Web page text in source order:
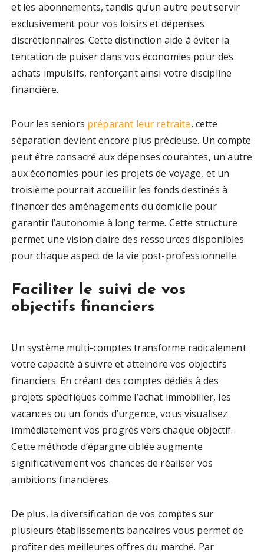
et les abonnements, tandis qu’un autre peut servir
exclusivement pour vos loisirs et dépenses
discrétionnaires. Cette distinction aide à éviter la
tentation de puiser dans vos économies pour des
achats impulsifs, renforçant ainsi votre discipline
financière.
Pour les seniors préparant leur retraite, cette
séparation devient encore plus précieuse. Un compte
peut être consacré aux dépenses courantes, un autre
aux économies pour les projets de voyage, et un
troisième pourrait accueillir les fonds destinés à
financer des aménagements du domicile pour
garantir l’autonomie à long terme. Cette structure
permet une vision claire des ressources disponibles
pour chaque aspect de la vie post-professionnelle.
Faciliter le suivi de vos
objectifs financiers
Un système multi-comptes transforme radicalement
votre capacité à suivre et atteindre vos objectifs
financiers. En créant des comptes dédiés à des
projets spécifiques comme l’achat immobilier, les
vacances ou un fonds d’urgence, vous visualisez
immédiatement vos progrès vers chaque objectif.
Cette méthode d’épargne ciblée augmente
significativement vos chances de réaliser vos
ambitions financières.
De plus, la diversification de vos comptes sur
plusieurs établissements bancaires vous permet de
profiter des meilleures offres du marché. Par